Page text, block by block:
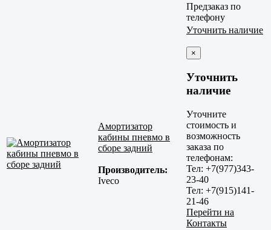
Предзаказ по
телефону
Амортизатор
кабины пневмо в
сборе задний
Производитель:
Iveco
Уточнить наличие
×
Уточнить
наличие
Уточните
стоимость и
возможность
заказа по
телефонам:
Тел: +7(977)343-
23-40
Тел: +7(915)141-
21-46
Перейти на
Контакты